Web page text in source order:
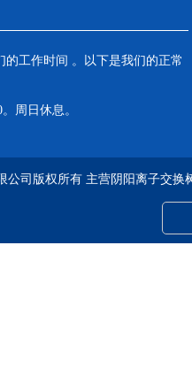
工作时间 。以下是我们的正常
周日休息。
公司版权所有 主营阴阳离子交换